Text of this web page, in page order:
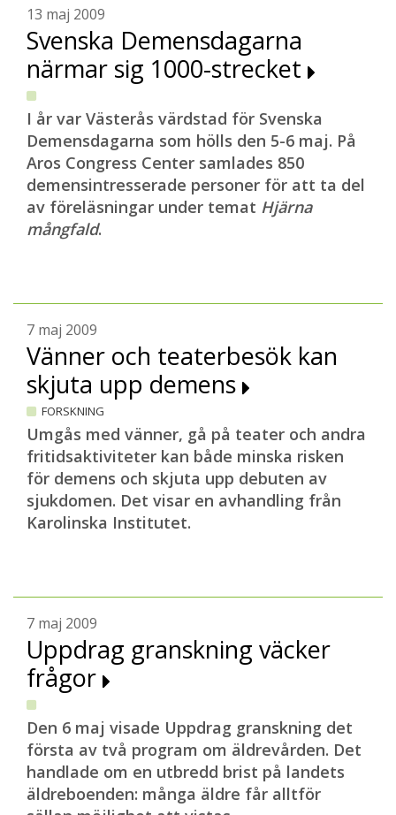
13 maj 2009
Svenska Demensdagarna
närmar sig 1000-strecket
I år var Västerås värdstad för Svenska
Demensdagarna som hölls den 5-6 maj. På
Aros Congress Center samlades 850
demensintresserade personer för att ta del
av föreläsningar under temat Hjärna
mångfald.
7 maj 2009
Vänner och teaterbesök kan
skjuta upp demens
FORSKNING
Umgås med vänner, gå på teater och andra
fritidsaktiviteter kan både minska risken
för demens och skjuta upp debuten av
sjukdomen. Det visar en avhandling från
Karolinska Institutet.
7 maj 2009
Uppdrag granskning väcker
frågor
Den 6 maj visade Uppdrag granskning det
första av två program om äldrevården. Det
handlade om en utbredd brist på landets
äldreboenden: många äldre får alltför